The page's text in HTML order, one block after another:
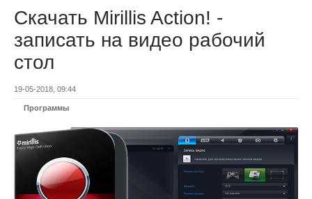
Скачать Mirillis Action! -
записать на видео рабочий
стол
19-05-2018, 09:44
Программы